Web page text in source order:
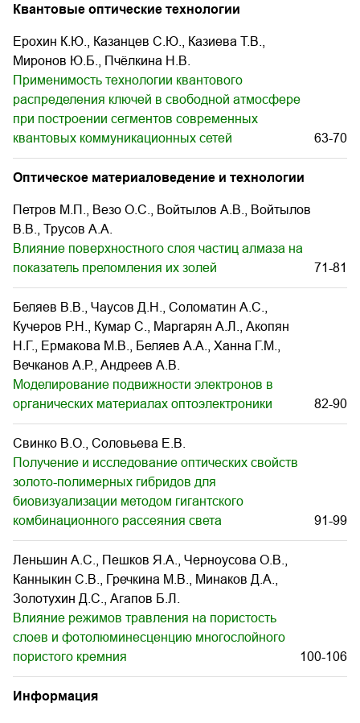
Квантовые оптические технологии
Ерохин К.Ю., Казанцев С.Ю., Казиева Т.В.,
Миронов Ю.Б., Пчёлкина Н.В.
Применимость технологии квантового
распределения ключей в свободной атмосфере
при построении сегментов современных
квантовых коммуникационных сетей
63-70
Оптическое материаловедение и технологии
Петров М.П., Везо О.С., Войтылов А.В., Войтылов
В.В., Трусов А.А.
Влияние поверхностного слоя частиц алмаза на
показатель преломления их золей
71-81
Беляев В.В., Чаусов Д.Н., Соломатин А.С.,
Кучеров Р.Н., Кумар С., Маргарян А.Л., Акопян
Н.Г., Ермакова М.В., Беляев А.А., Ханна Г.М.,
Вечканов А.Р., Андреев А.В.
Моделирование подвижности электронов в
органических материалах оптоэлектроники
82-90
Свинко В.О., Соловьева Е.В.
Получение и исследование оптических свойств
золото-полимерных гибридов для
биовизуализации методом гигантского
комбинационного рассеяния света
91-99
Леньшин А.С., Пешков Я.А., Черноусова О.В.,
Канныкин С.В., Гречкина М.В., Минаков Д.А.,
Золотухин Д.С., Агапов Б.Л.
Влияние режимов травления на пористость
слоев и фотолюминесценцию многослойного
пористого кремния
100-106
Информация